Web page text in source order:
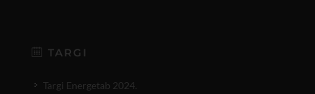
TARGI
Targi Energetab 2024.